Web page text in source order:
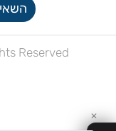
Reserved
✕